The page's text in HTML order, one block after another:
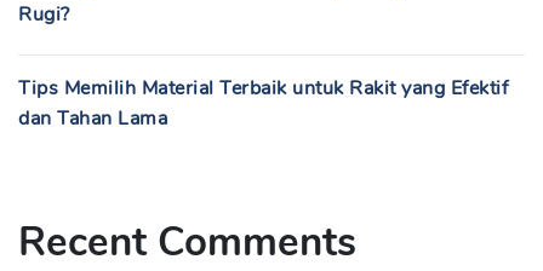
Rugi?
Tips Memilih Material Terbaik untuk Rakit yang Efektif
dan Tahan Lama
Recent Comments